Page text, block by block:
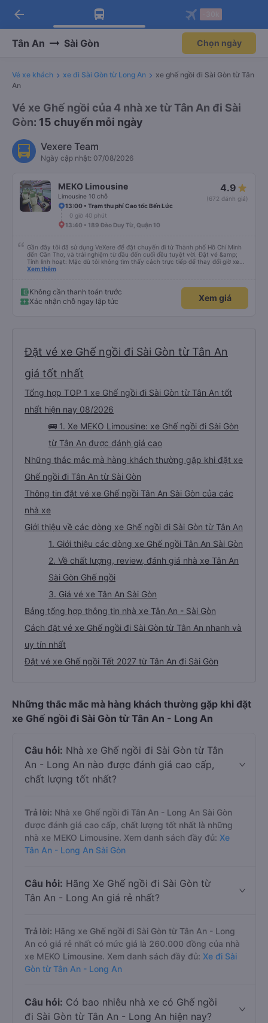
Tải app Vexere ngay!
Nhận ưu đãi thành viên độc
Mở app
Tải app Vexere
-30k/ghế khi đặt vé máy bay qua
Mở app
arrow_back
Tân An Sài Gòn Chọn ngày
Vé xe khách xe đi Sài Gòn từ Long An
xe ghế ngồi đi Sài Gòn từ Tân
An
Vé xe Ghế ngồi của 4 nhà xe từ Tân An đi Sài
Gòn: 15 chuyến mỗi ngày
Vexere Team
Ngày cập nhật: 07/08/2026
MEKO Limousine
Limousine 10 chỗ
4.9
(672 đánh giá)
13:00 • Trạm thu phí Cao tốc Bến Lức
0 giờ 40 phút
13:40 • 189 Đào Duy Từ, Quận 10
Gần đây tôi đã sử dụng VeXere để đặt chuyến đi từ Thành phố Hồ Chí Minh
đến Cần Thơ, và trải nghiệm từ đầu đến cuối đều tuyệt vời. Đặt vé &amp;
Tính linh hoạt: Mặc dù tôi không tìm thấy cách trực tiếp để thay đổi giờ xe
buýt ban đầu trong ứng dụng, nhưng quá trình hủy và đặt lại vé rất suôn sẻ.
Tôi rất khuyên bạn nên chọn MEKO Limousine. Đây là lý do: • Đúng giờ: Xe
buýt khởi hành đúng giờ. • Thoải mái sang trọng: Nội thất cực kỳ cao cấp,
với ghế ngồi rộng rãi, êm ái có chức năng massage giúp chuyến đi rất thư
đến tận cửa khách sạn. Tóm lại: Nếu bạn đi tuyến đường này, hãy sử dụng
VeXere và đặt xe limousine MEKO. Dịch vụ tuyệt vời và sự thoải mái thì
Xem thêm
Không cần thanh toán trước
Xác nhận chỗ ngay lập tức
Xem giá
Đặt vé xe Ghế ngồi đi Sài Gòn từ Tân An
giá tốt nhất
Tổng hợp TOP 1 xe Ghế ngồi đi Sài Gòn từ Tân An tốt
nhất hiện nay 08/2026
🚌 1. Xe MEKO Limousine: xe Ghế ngồi đi Sài Gòn
từ Tân An được đánh giá cao
Những thắc mắc mà hàng khách thường gặp khi đặt xe
Ghế ngồi đi Tân An từ Sài Gòn
Thông tin đặt vé xe Ghế ngồi Tân An Sài Gòn của các
nhà xe
Giới thiệu về các dòng xe Ghế ngồi đi Sài Gòn từ Tân An
1. Giới thiệu các dòng xe Ghế ngồi Tân An Sài Gòn
2. Về chất lượng, review, đánh giá nhà xe Tân An
Sài Gòn Ghế ngồi
3. Giá vé xe Tân An Sài Gòn
Bảng tổng hợp thông tin nhà xe Tân An - Sài Gòn
Cách đặt vé xe Ghế ngồi đi Sài Gòn từ Tân An nhanh và
uy tín nhất
Đặt vé xe Ghế ngồi Tết 2027 từ Tân An đi Sài Gòn
Những thắc mắc mà hàng khách thường gặp khi đặt
xe Ghế ngồi đi Sài Gòn từ Tân An - Long An
Câu hỏi: Nhà xe Ghế ngồi đi Sài Gòn từ Tân
An - Long An nào được đánh giá cao cấp,
chất lượng tốt nhất?
Trả lời: Nhà xe Ghế ngồi đi Tân An - Long An Sài Gòn
được đánh giá cao cấp, chất lượng tốt nhất là những
nhà xe MEKO Limousine. Xem danh sách đầy đủ: Xe
Tân An - Long An Sài Gòn
Câu hỏi: Hãng Xe Ghế ngồi đi Sài Gòn từ
Tân An - Long An giá rẻ nhất?
Trả lời: Hãng xe Ghế ngồi đi Sài Gòn từ Tân An - Long
An có giá rẻ nhất có mức giá là 260.000 đồng của nhà
xe MEKO Limousine. Xem danh sách đầy đủ: Xe đi Sài
Gòn từ Tân An - Long An
Câu hỏi: Có bao nhiêu nhà xe có Ghế ngồi
đi Sài Gòn từ Tân An - Long An hiện nay?